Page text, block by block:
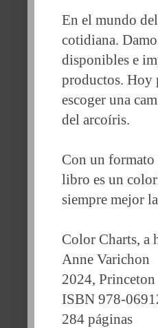
En el mundo
cotidiana.
disponibles e
productos. Hoy
escoger una
del arcoíris.
Con un formato
libro es un
siempre mejor
Color Charts, a
Anne Varichon
2024,
ISBN 978-
284 páginas